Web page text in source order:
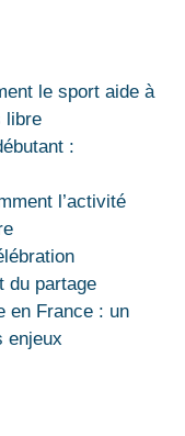
le sport aide à
libre
:
l’activité
du partage
en France : un
enjeux